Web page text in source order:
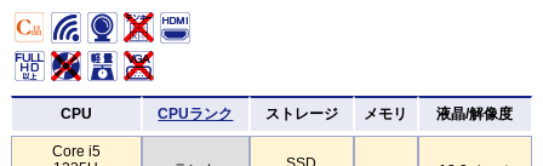
CPU CPUランク ストレージ メモリ 液晶/解像度
Core i5